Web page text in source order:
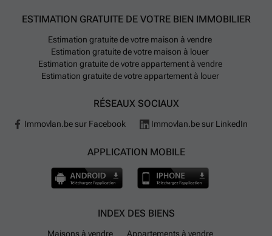
ESTIMATION GRATUITE DE VOTRE BIEN IMMOBILIER
Estimation gratuite de votre maison à vendre
Estimation gratuite de votre maison à louer
Estimation gratuite de votre appartement à vendre
Estimation gratuite de votre appartement à louer
RÉSEAUX SOCIAUX
Immovlan.be sur Facebook Immovlan.be sur LinkedIn
APPLICATION MOBILE
INDEX DES BIENS
Maisons à vendre
Appartements à vendre